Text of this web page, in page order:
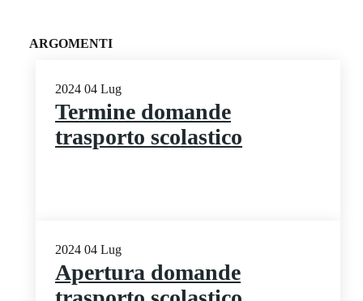
ARGOMENTI
2024 04 Lug
Termine domande
trasporto scolastico
2024 04 Lug
Apertura domande